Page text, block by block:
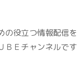
の役立つ情報配信を
ＢＥチャンネルです